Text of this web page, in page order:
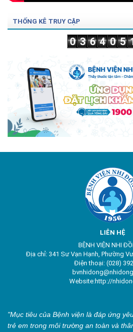
THỐNG KÊ TRUY CẬP
0 3 6 4 0 5
LIÊN HỆ
BỆNH VIỆN NHI
Địa chỉ: 341 Sư Vạn Hạnh, Phường
Điện thoại: (028)
Website:http://
"Mục tiêu của Bệnh viện là đáp ứng
trẻ em trong môi trường an toàn và